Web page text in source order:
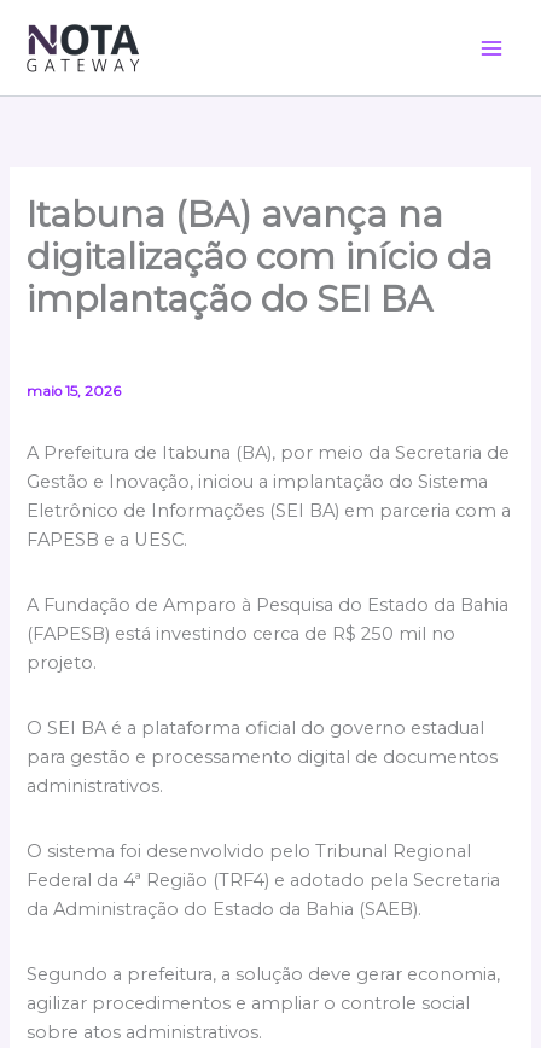
para
conteúdo
Itabuna (BA) avança na
digitalização com início da
implantação do SEI BA
maio 15, 2026
A Prefeitura de Itabuna (BA), por meio da Secretaria de
Gestão e Inovação, iniciou a implantação do Sistema
Eletrônico de Informações (SEI BA) em parceria com a
FAPESB e a UESC.
A Fundação de Amparo à Pesquisa do Estado da Bahia
(FAPESB) está investindo cerca de R$ 250 mil no
projeto.
O SEI BA é a plataforma oficial do governo estadual
para gestão e processamento digital de documentos
administrativos.
O sistema foi desenvolvido pelo Tribunal Regional
Federal da 4ª Região (TRF4) e adotado pela Secretaria
da Administração do Estado da Bahia (SAEB).
Segundo a prefeitura, a solução deve gerar economia,
agilizar procedimentos e ampliar o controle social
sobre atos administrativos.